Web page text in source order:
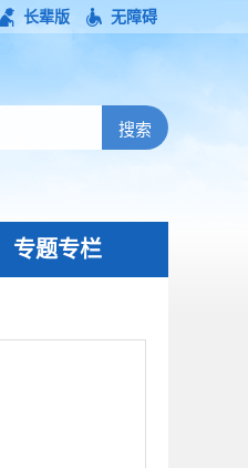
长辈版 无障碍
专题专栏